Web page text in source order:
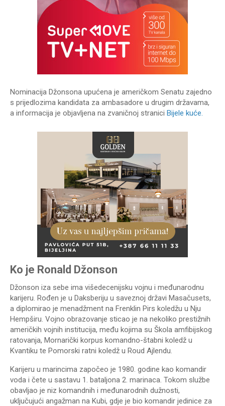
Nominacija Džonsona upućena je američkom Senatu zajedno
s prijedlozima kandidata za ambasadore u drugim državama,
a informacija je objavljena na zvaničnoj stranici Bijele kuće.
Ko je Ronald Džonson
Džonson iza sebe ima višedecenijsku vojnu i međunarodnu
karijeru. Rođen je u Daksberiju u saveznoj državi Masačusets,
a diplomirao je menadžment na Frenklin Pirs koledžu u Nju
Hempširu. Vojno obrazovanje sticao je na nekoliko prestižnih
američkih vojnih institucija, među kojima su Škola amfibijskog
ratovanja, Mornarički korpus komandno-štabni koledž u
Kvantiku te Pomorski ratni koledž u Roud Ajlendu.
Karijeru u marincima započeo je 1980. godine kao komandir
voda i čete u sastavu 1. bataljona 2. marinaca. Tokom službe
obavljao je niz komandnih i međunarodnih dužnosti,
uključujući angažman na Kubi, gdje je bio komandir jedinice za